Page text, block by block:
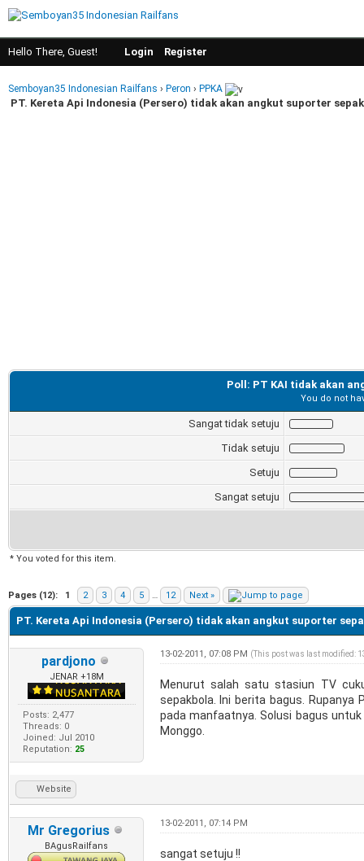
Hello There, Guest! Login Register
Semboyan35 Indonesian Railfans › Peron › PPKA
PT. Kereta Api Indonesia (Persero) tidak akan angkut suporter
Poll: PT KAI tidak akan
You do not
Sangat tidak setuju
Tidak setuju
Setuju
Sangat setuju
* You voted for this item.
Pages (12): 1 2 3 4 5 … 12 Next »
PT. Kereta Api Indonesia (Persero) tidak akan angkut suporter
pardjono
JENAR +18M
Posts: 2,477
Threads: 0
Joined: Jul 2010
Reputation: 25
13-02-2011, 07:08 PM (This post was last modified:
Menurut salah satu stasiun TV
sepakbola. Ini berita bagus. Rupanya
pada manfaatnya. Solusi bagus
Monggo.
Website
Mr Gregorius
BAgusRailfans
13-02-2011, 07:14 PM
sangat setuju !!